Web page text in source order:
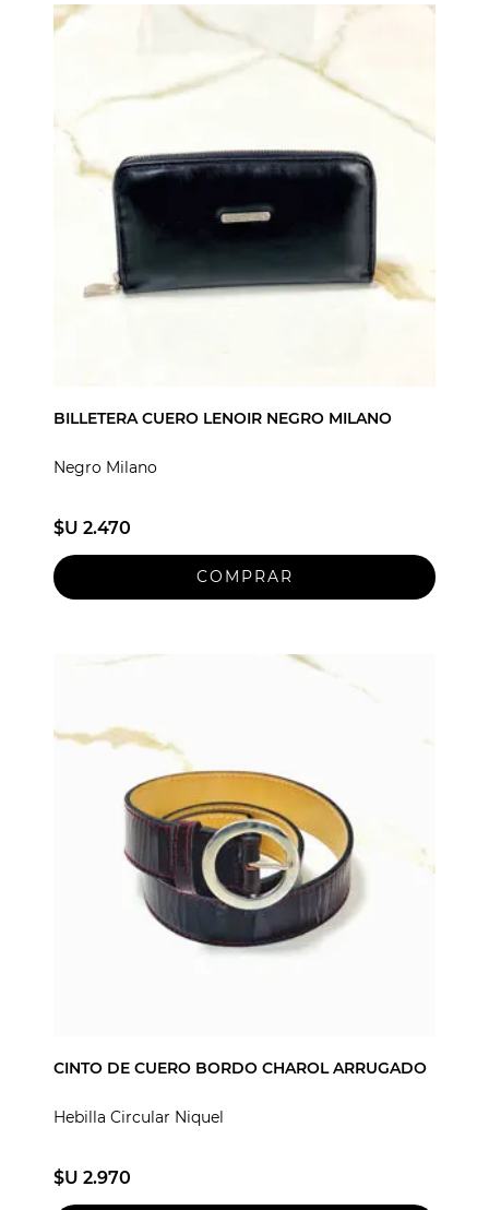
BILLETERA CUERO LENOIR NEGRO MILANO
Negro Milano
$U 2.470
CINTO DE CUERO BORDO CHAROL ARRUGADO
Hebilla Circular Niquel
$U 2.970